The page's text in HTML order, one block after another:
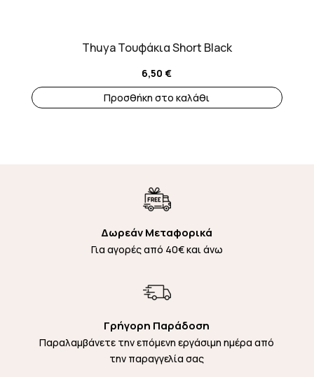
Thuya Τουφάκια Short Black
6,50€
Προσθήκη στο καλάθι
Δωρεάν Μεταφορικά
Για αγορές από 40€ και άνω
Γρήγορη Παράδοση
Παραλαμβάνετε την επόμενη εργάσιμη ημέρα από
την παραγγελία σας